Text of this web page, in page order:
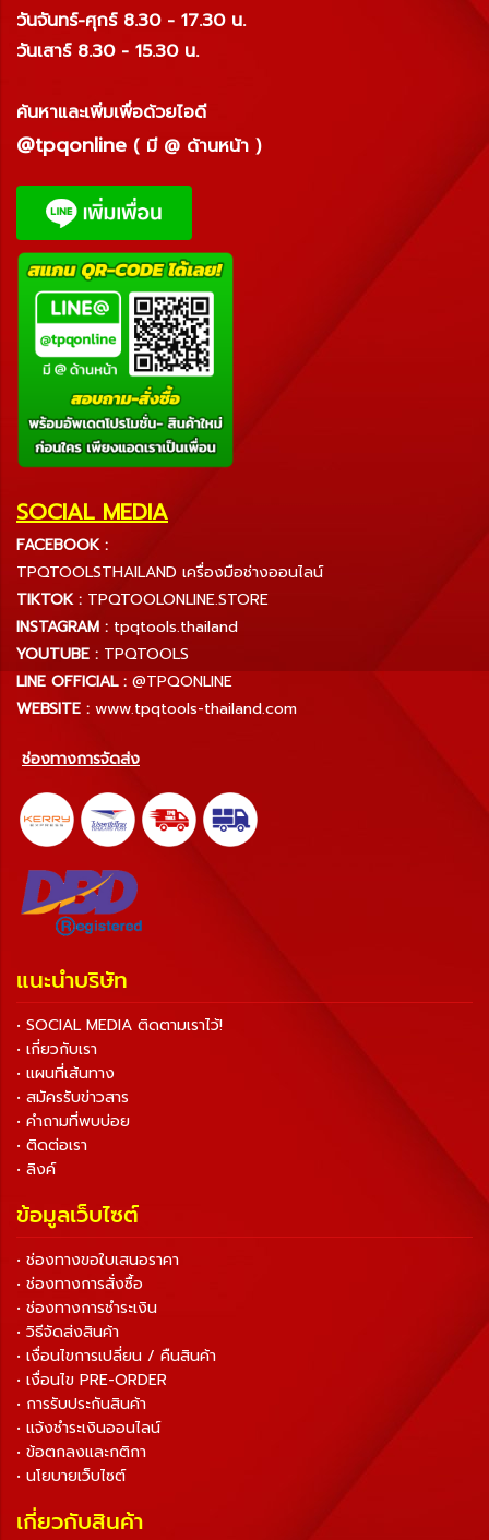
วันจันทร์-ศุกร์ 8.30 - 17.30 น.
วันเสาร์ 8.30 - 15.30 น.
ค้นหาและเพิ่มเพื่อด้วยไอดี
@tpqonline ( มี @ ด้านหน้า )
SOCIAL MEDIA
FACEBOOK :
TPQTOOLSTHAILAND เครื่องมือช่างออนไลน์
TIKTOK : TPQTOOLONLINE.STORE
INSTAGRAM : tpqtools.thailand
YOUTUBE : TPQTOOLS
LINE OFFICIAL : @TPQONLINE
WEBSITE : www.tpqtools-thailand.com
ช่องทางการจัดส่ง
แนะนำบริษัท
• SOCIAL MEDIA ติดตามเราไว้!
• เกี่ยวกับเรา
• แผนที่เส้นทาง
• สมัครรับข่าวสาร
• คำถามที่พบบ่อย
• ติดต่อเรา
• ลิงค์
ข้อมูลเว็บไซต์
• ช่องทางขอใบเสนอราคา
• ช่องทางการสั่งซื้อ
• ช่องทางการชำระเงิน
• วิธีจัดส่งสินค้า
• เงื่อนไขการเปลี่ยน / คืนสินค้า
• เงื่อนไข PRE-ORDER
• การรับประกันสินค้า
• แจ้งชำระเงินออนไลน์
• ข้อตกลงและกติกา
• นโยบายเว็บไซต์
เกี่ยวกับสินค้า